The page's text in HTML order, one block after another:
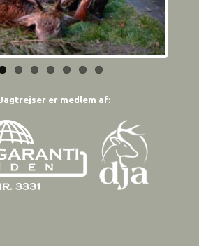
er medlem af: